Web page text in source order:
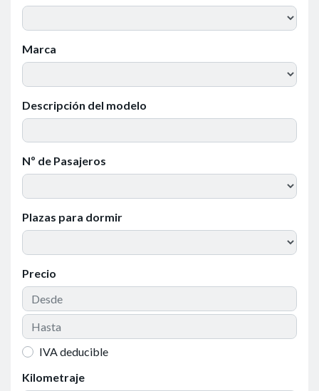
Marca
Descripción del modelo
Nº de Pasajeros
Plazas para dormir
Precio
IVA deducible
Kilometraje